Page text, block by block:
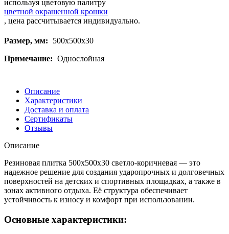
Размер, мм: 500х500х30
Примечание: Однослойная
используя цветовую палитру
цветной окрашенной крошки
, цена рассчитывается индивидуально.
Описание
Характеристики
Доставка и оплата
Сертификаты
Отзывы
Описание
Резиновая плитка 500х500х30 светло-коричневая — это
надежное решение для создания ударопрочных и долговечных
поверхностей на детских и спортивных площадках, а также в
зонах активного отдыха. Её структура обеспечивает
устойчивость к износу и комфорт при использовании.
Основные характеристики: